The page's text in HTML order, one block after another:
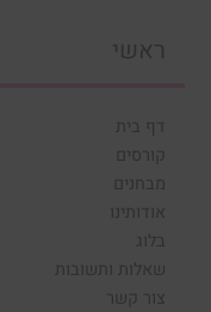
ראשי
דף בית
קורסים
מבחנים
אודותינו
בלוג
שאלות ותשובות
צור קשר